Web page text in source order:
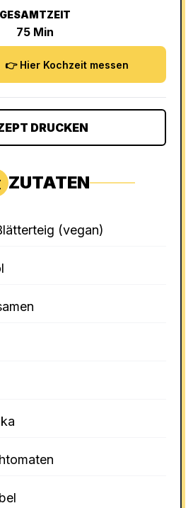
GESAMTZEIT
75Min
👉 Hier Kochzeit messen
DRUCKEN
ZUTATEN
(vegan)